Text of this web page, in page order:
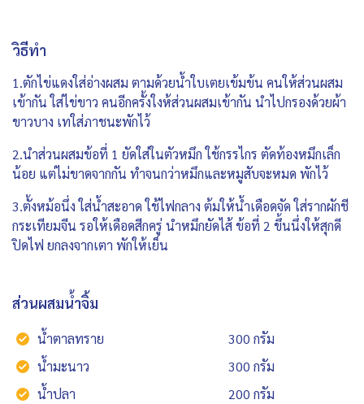
วิธีทำ
1.ตักไข่แดงใส่อ่างผสม ตามด้วยน้ำใบเตยเข้มข้น คนให้ส่วนผสม
เข้ากัน ใส่ไข่ขาว คนอีกครั้งใงห้ส่วนผสมเข้ากัน นำไปกรองด้วยผ้า
ขาวบาง เทใส่ภาชนะพักไว้
2.นำส่วนผสมข้อที่ 1 ยัดใส่ในตัวหมึก ใช้กรรไกร ตัดท้องหมึกเล็ก
น้อย แต่ไม่ขาดจากกัน ทำจนกว่าหมึกและหมูสับจะหมด พักไว้
3.ตั้งหม้อนึ่ง ใส่น้ำสะอาด ใช้ไฟกลาง ต้มให้น้ำเดือดจัด ใส่รากผักชี
กระเทียมจีน รอให้เดือดสีกครู่ นำหมึกยัดไส้ ข้อที่ 2 ขึ้นนึ่งให้สุกดี
ปิดไฟ ยกลงจากเตา พักให้เย็น
ส่วนผสมน้ำจิ้ม
น้ำตาลทราย
300 กรัม
น้ำมะนาว
300 กรัม
น้ำปลา
200 กรัม